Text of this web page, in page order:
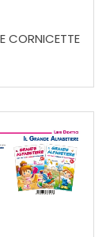
CORNICETTE